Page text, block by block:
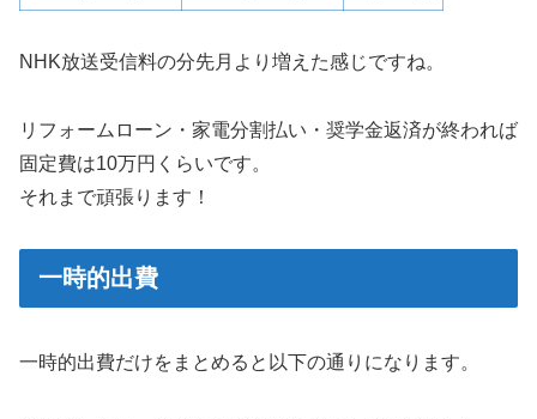
NHK放送受信料の分先月より増えた感じですね。
リフォームローン・家電分割払い・奨学金返済が終われば
固定費は10万円くらいです。
それまで頑張ります！
一時的出費
一時的出費だけをまとめると以下の通りになります。